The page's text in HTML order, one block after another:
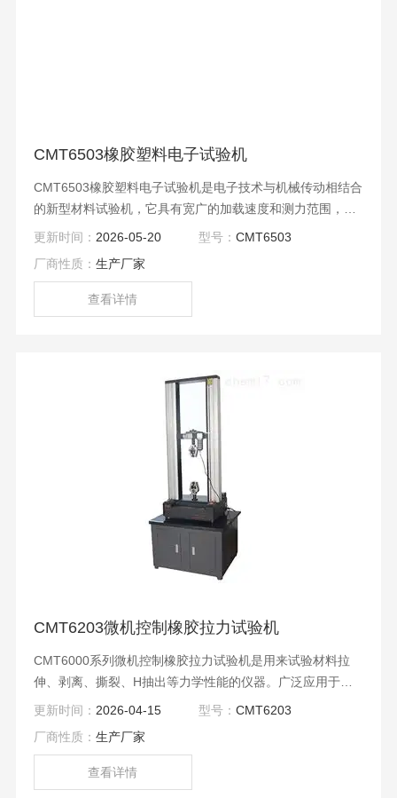
CMT6503橡胶塑料电子试验机
CMT6503橡胶塑料电子试验机是电子技术与机械传动相结合
的新型材料试验机，它具有宽广的加载速度和测力范围，对
载荷、变形、位移的测量和控制有较高的精度和灵敏度
更新时间： 2026-05-20 型号： CMT6503
厂商性质： 生产厂家
查看详情
CMT6203微机控制橡胶拉力试验机
CMT6000系列微机控制橡胶拉力试验机是用来试验材料拉
伸、剥离、撕裂、H抽出等力学性能的仪器。广泛应用于橡
胶、塑料、纺织、化工、钢丝、胶管带、电线电缆、塑胶、
采用变频调速，运行平稳、性能稳定、技术、精度高。
更新时间： 2026-04-15 型号： CMT6203
厂商性质： 生产厂家
查看详情